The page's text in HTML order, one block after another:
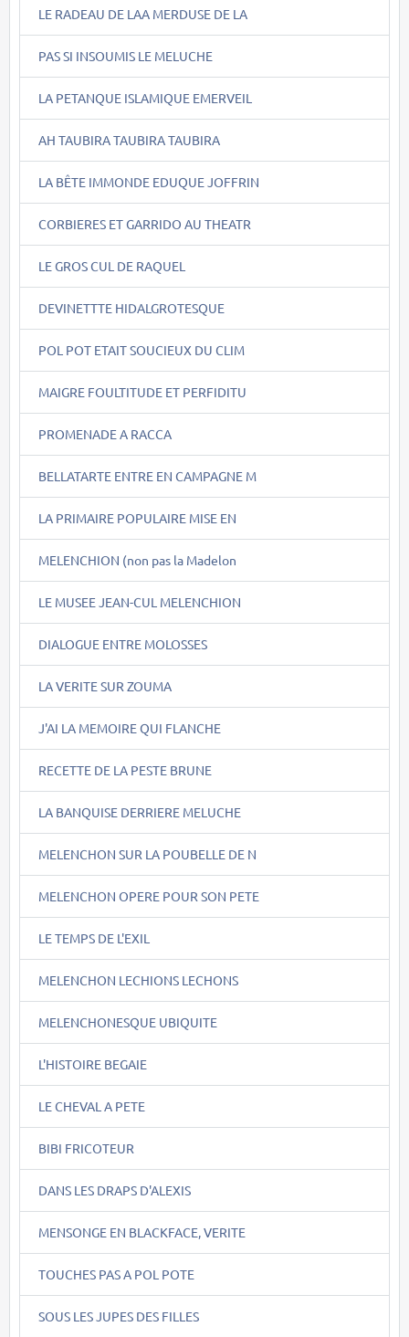
LE RADEAU DE LAA MERDUSE DE LA
PAS SI INSOUMIS LE MELUCHE
LA PETANQUE ISLAMIQUE EMERVEIL
AH TAUBIRA TAUBIRA TAUBIRA
LA BÊTE IMMONDE EDUQUE JOFFRIN
CORBIERES ET GARRIDO AU THEATR
LE GROS CUL DE RAQUEL
DEVINETTTE HIDALGROTESQUE
POL POT ETAIT SOUCIEUX DU CLIM
MAIGRE FOULTITUDE ET PERFIDITU
PROMENADE A RACCA
BELLATARTE ENTRE EN CAMPAGNE M
LA PRIMAIRE POPULAIRE MISE EN
MELENCHION (non pas la Madelon
LE MUSEE JEAN-CUL MELENCHION
DIALOGUE ENTRE MOLOSSES
LA VERITE SUR ZOUMA
J'AI LA MEMOIRE QUI FLANCHE
RECETTE DE LA PESTE BRUNE
LA BANQUISE DERRIERE MELUCHE
MELENCHON SUR LA POUBELLE DE N
MELENCHON OPERE POUR SON PETE
LE TEMPS DE L'EXIL
MELENCHON LECHIONS LECHONS
MELENCHONESQUE UBIQUITE
L'HISTOIRE BEGAIE
LE CHEVAL A PETE
BIBI FRICOTEUR
DANS LES DRAPS D'ALEXIS
MENSONGE EN BLACKFACE, VERITE
TOUCHES PAS A POL POTE
SOUS LES JUPES DES FILLES